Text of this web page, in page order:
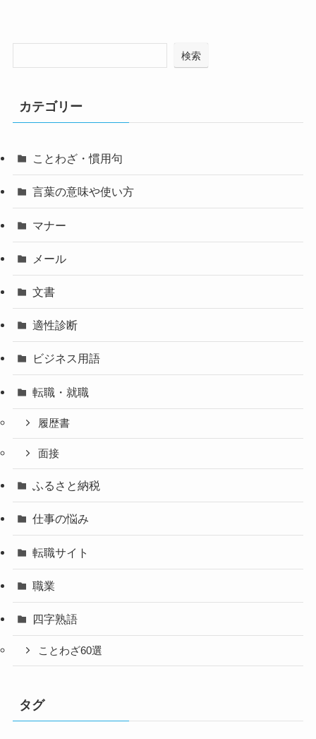
検索
カテゴリー
ことわざ・慣用句
言葉の意味や使い方
マナー
メール
文書
適性診断
ビジネス用語
転職・就職
履歴書
面接
ふるさと納税
仕事の悩み
転職サイト
職業
四字熟語
ことわざ60選
タグ